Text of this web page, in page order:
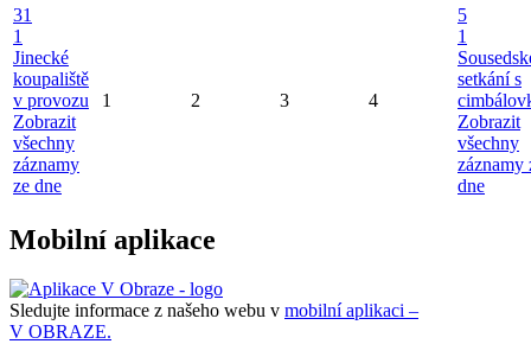
31
1
Jinecké
koupaliště
v provozu
Zobrazit
všechny
záznamy
ze dne
1 2 3 4
5
1
setkání s
Zobrazit
všechny
záznamy
dne
Mobilní aplikace
Sledujte informace z našeho webu v mobilní aplikaci –
V OBRAZE.